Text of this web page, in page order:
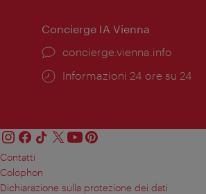
Concierge IA Vienna
Ort:
concierge.vienna.info
Öffnungszeiten:
Informazioni 24 ore su 24
Contatti
Colophon
Dichiarazione sulla protezione dei dati